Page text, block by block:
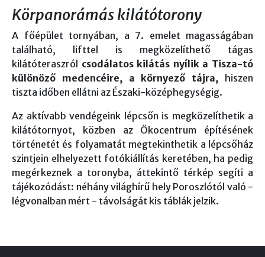
Körpanorámás kilátótorony
A főépület tornyában, a 7. emelet magasságában
található, lifttel is megközelíthető tágas
kilátóteraszról csodálatos kilátás nyílik a Tisza-tó
különöző medencéire, a környező tájra, hiszen
tiszta időben ellátni az Északi-középhegységig.
Az aktívabb vendégeink lépcsőn is megközelíthetik a
kilátótornyot, közben az Ökocentrum építésének
történetét és folyamatát megtekinthetik a lépcsőház
szintjein elhelyezett fotókiállítás keretében, ha pedig
megérkeznek a toronyba, áttekintő térkép segíti a
tájékozódást: néhány világhírű hely Poroszlótól való -
légvonalban mért - távolságát kis táblák jelzik.